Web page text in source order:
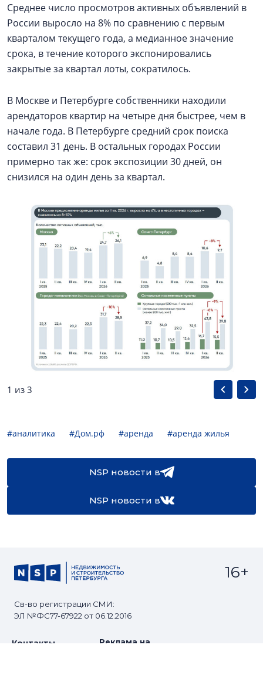
Среднее число просмотров активных объявлений в
России выросло на 8% по сравнению с первым
кварталом текущего года, а медианное значение
срока, в течение которого экспонировались
закрытые за квартал лоты, сократилось.
В Москве и Петербурге собственники находили
арендаторов квартир на четыре дня быстрее, чем в
начале года. В Петербурге средний срок поиска
составил 31 день. В остальных городах России
примерно так же: срок экспозиции 30 дней, он
снизился на один день за квартал.
1 из 3
#аналитика #Дом.рф #аренда #аренда жилья
NSP новости в
NSP новости в
Св-во регистрации СМИ:
ЭЛ №ФС77-67922 от 06.12.2016
16+
Контакты
Реклама на